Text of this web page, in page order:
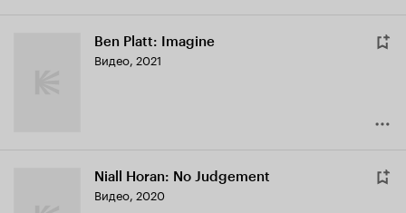
Ben Platt: Imagine
Видео, 2021
Niall Horan: No Judgement
Видео, 2020